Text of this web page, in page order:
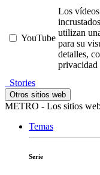
YouTube
Los
utilizan
para su
detalles,
privacidad
Stories
Otros sitios web
METRO - Los sitios
Temas
Serie